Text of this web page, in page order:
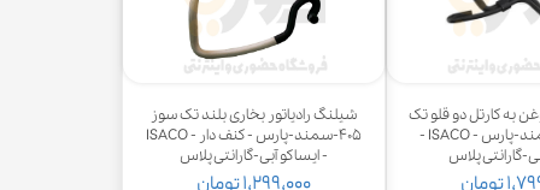
به کارتل دو قلو تک
سوز ۴۰۵-سمند-پارس - ISACO -
گارانتی پلاس
شیلنگ رادیاتور بخاری بلند تک سوز
۴۰۵-سمند-پارس - کنف دار - ISACO
- ایساکو آبی-گارانتی پلاس